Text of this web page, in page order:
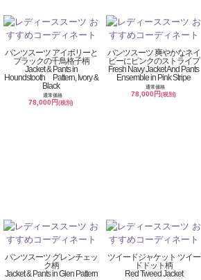
パンツスーツ アイボリーと
ブラックの千鳥格子柄
Jacket & Pants in
Houndstooth Pattern, Ivory &
Black
通常価格
78,000円(税別)
パンツスーツ 爽やかなネイ
ビーにピンクのストライプ
Fresh Navy Jacket And Pants
Ensemble in Pink Stripe
通常価格
78,000円(税別)
パンツスーツ グレンチェッ
ク柄
Jacket & Pants in Glen Pattern
ツイードジャケット ツイー
ドドット柄
Red Tweed Jacket